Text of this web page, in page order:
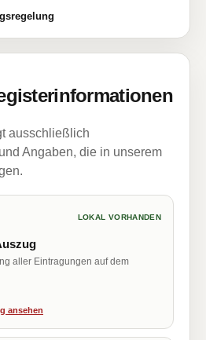
ausschließlich
Angaben, die in unserem
LOKAL VORHANDEN
aller Eintragungen auf dem
ansehen